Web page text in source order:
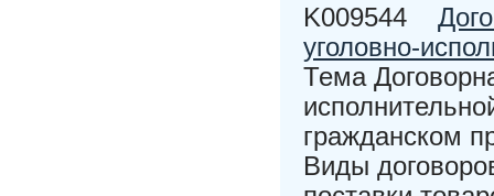
K009544
уголовно-
Тема
гражданском
Виды